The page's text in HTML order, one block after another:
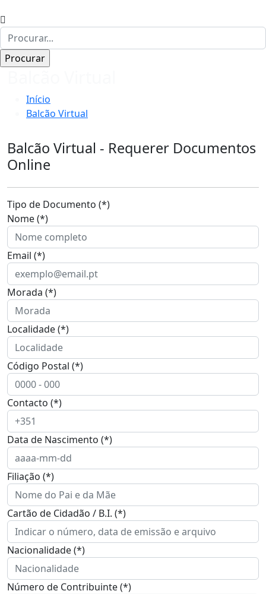
Início
Balcão Virtual
Balcão Virtual - Requerer Documentos
Online
Tipo de Documento (*)
Nome (*)
Email (*)
Morada (*)
Localidade (*)
Código Postal (*)
Contacto (*)
Data de Nascimento (*)
Filiação (*)
Cartão de Cidadão / B.I. (*)
Nacionalidade (*)
Número de Contribuinte (*)